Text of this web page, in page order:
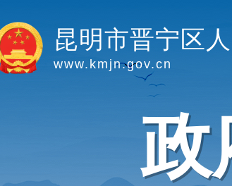
昆明市晋宁区
www.kmjn.gov.cn
政